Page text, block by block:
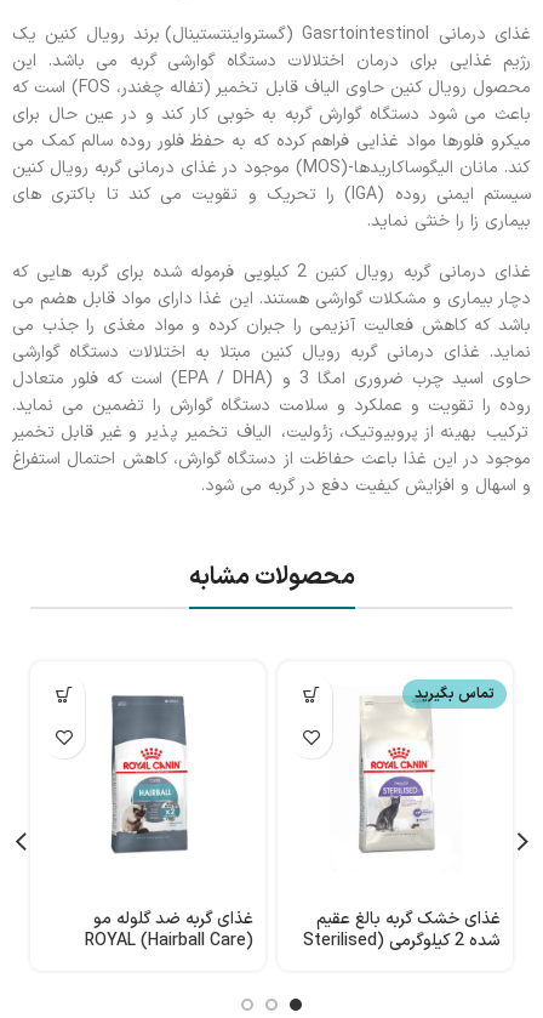
غذای درمانی Gasrtointestinol (گسترواینتستینال) برند رویال کنین یک
رژیم غذایی برای درمان اختلالات دستگاه گوارشی گربه می باشد. این
محصول رویال کنین حاوی الیاف قابل تخمیر (تفاله چغندر، FOS) است که
باعث می شود دستگاه گوارش گربه به خوبی کار کند و در عین حال برای
میکرو فلورها مواد غذایی فراهم کرده که به حفظ فلور روده سالم کمک می
کند. مانان الیگوساکاریدها-(MOS) موجود در غذای درمانی گربه رویال کنین
سیستم ایمنی روده (IGA) را تحریک و تقویت می کند تا باکتری های
بیماری زا را خنثی نماید.
غذای درمانی گربه رویال کنین 2 کیلویی فرموله شده برای گربه هایی که
دچار بیماری و مشکلات گوارشی هستند. این غذا دارای مواد قابل هضم می
باشد که کاهش فعالیت آنزیمی را جبران کرده و مواد مغذی را جذب می
نماید. غذای درمانی گربه رویال کنین مبتلا به اختلالات دستگاه گوارشی
حاوی اسید چرب ضروری امگا 3 و (EPA / DHA) است که فلور متعادل
روده را تقویت و عملکرد و سلامت دستگاه گوارش را تضمین می نماید.
ترکیب بهینه از پروبیوتیک، زئولیت، الیاف تخمیر پذیر و غیر قابل تخمیر
موجود در این غذا باعث حفاظت از دستگاه گوارش، کاهش احتمال استفراغ
و اسهال و افزایش کیفیت دفع در گربه می شود.
محصولات مشابه
تماس بگیرید
غذای خشک گربه بالغ عقیم
شده 2 کیلوگرمی (Sterilised
غذای گربه ضد گلوله مو
(Hairball Care) ROYAL